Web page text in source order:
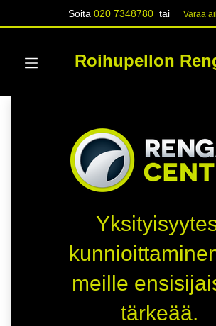
Soita020 7348780 tai Varaa
Roihupellon
meille
tärkeää.